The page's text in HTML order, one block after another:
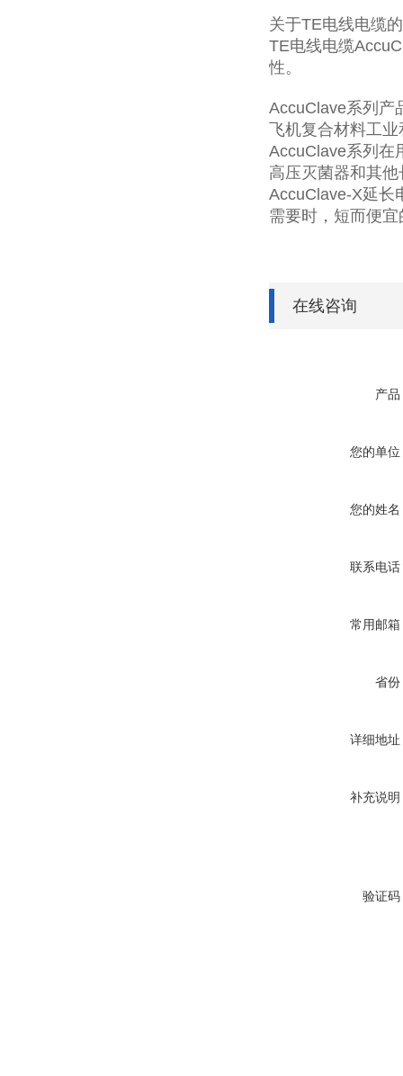
关于TE电线电缆
TE电线电缆
性。
AccuClave系列产
飞机复合材料工
AccuClave系列在
高压灭菌器和其
AccuClave-X延长
需要时，短而便
在线咨询
产品
您的单位
您的姓名
联系电话
常用邮箱
省份
详细地址
补充说明
验证码